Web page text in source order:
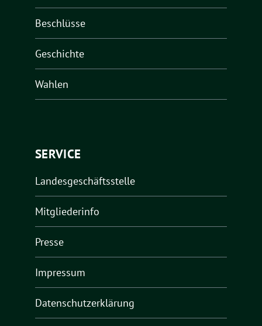
Beschlüsse
Geschichte
Wahlen
SERVICE
Landesgeschäftsstelle
Mitgliederinfo
Presse
Impressum
Datenschutzerklärung